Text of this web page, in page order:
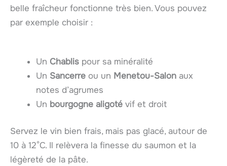
belle fraîcheur fonctionne très bien. Vous pouvez
par exemple choisir :
Un Chablis pour sa minéralité
Un Sancerre ou un Menetou-Salon aux
notes d’agrumes
Un bourgogne aligoté vif et droit
Servez le vin bien frais, mais pas glacé, autour de
10 à 12°C. Il relèvera la finesse du saumon et la
légèreté de la pâte.